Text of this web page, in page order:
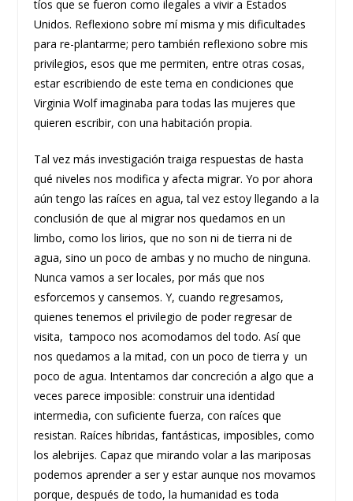
tíos que se fueron como ilegales a vivir a Estados
Unidos. Reflexiono sobre mí misma y mis dificultades
para re-plantarme; pero también reflexiono sobre mis
privilegios, esos que me permiten, entre otras cosas,
estar escribiendo de este tema en condiciones que
Virginia Wolf imaginaba para todas las mujeres que
quieren escribir, con una habitación propia.
Tal vez más investigación traiga respuestas de hasta
qué niveles nos modifica y afecta migrar. Yo por ahora
aún tengo las raíces en agua, tal vez estoy llegando a la
conclusión de que al migrar nos quedamos en un
limbo, como los lirios, que no son ni de tierra ni de
agua, sino un poco de ambas y no mucho de ninguna.
Nunca vamos a ser locales, por más que nos
esforcemos y cansemos. Y, cuando regresamos,
quienes tenemos el privilegio de poder regresar de
visita, tampoco nos acomodamos del todo. Así que
nos quedamos a la mitad, con un poco de tierra y un
poco de agua. Intentamos dar concreción a algo que a
veces parece imposible: construir una identidad
intermedia, con suficiente fuerza, con raíces que
resistan. Raíces híbridas, fantásticas, imposibles, como
los alebrijes. Capaz que mirando volar a las mariposas
podemos aprender a ser y estar aunque nos movamos
porque, después de todo, la humanidad es toda